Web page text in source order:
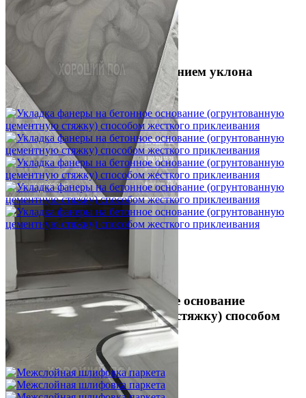
Шлифовка стяжки с сохранением уклона
1 500 ₽
Укладка фанеры на бетонное основание
(огрунтованную цементную стяжку) способом
жесткого приклеивания
750 ₽